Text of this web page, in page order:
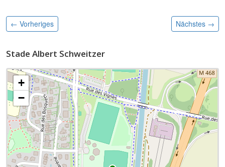
← Vorheriges Nächstes →
Stade Albert Schweitzer
+
−